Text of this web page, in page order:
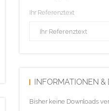
Ihr Referenztext
INFORMATIONEN &
Bisher keine Downloads